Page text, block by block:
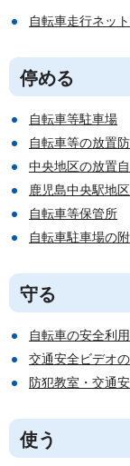
自転車走行ネッ
停める
自転車等駐車場
自転車等の放置
中央地区の放置
鹿児島中央駅地
自転車等保管所
自転車駐車場の
守る
自転車の安全利用
交通安全ビデオ
防犯教室・交通
使う